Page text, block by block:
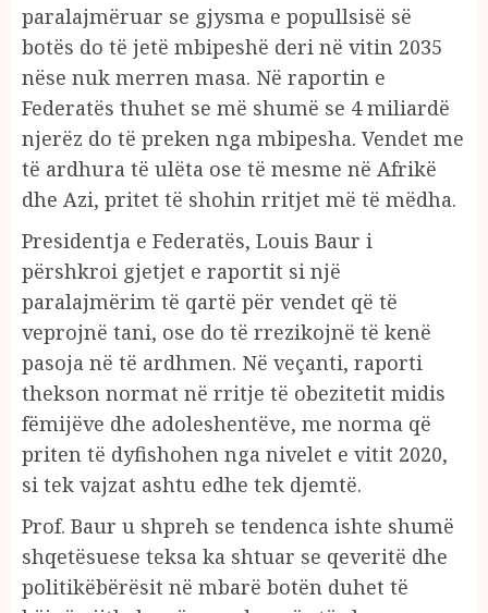
paralajmëruar se gjysma e popullsisë së
botës do të jetë mbipeshë deri në vitin 2035
nëse nuk merren masa. Në raportin e
Federatës thuhet se më shumë se 4 miliardë
njerëz do të preken nga mbipesha. Vendet me
të ardhura të ulëta ose të mesme në Afrikë
dhe Azi, pritet të shohin rritjet më të mëdha.
Presidentja e Federatës, Louis Baur i
përshkroi gjetjet e raportit si një
paralajmërim të qartë për vendet që të
veprojnë tani, ose do të rrezikojnë të kenë
pasoja në të ardhmen. Në veçanti, raporti
thekson normat në rritje të obezitetit midis
fëmijëve dhe adoleshentëve, me norma që
priten të dyfishohen nga nivelet e vitit 2020,
si tek vajzat ashtu edhe tek djemtë.
Prof. Baur u shpreh se tendenca ishte shumë
shqetësuese teksa ka shtuar se qeveritë dhe
politikëbërësit në mbarë botën duhet të